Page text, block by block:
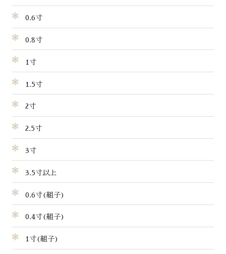
0.6寸
0.8寸
1寸
1.5寸
2寸
2.5寸
3寸
3.5寸以上
0.6寸(組子)
0.4寸(組子)
1寸(組子)